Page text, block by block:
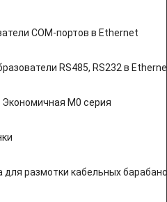
COM-портов в Ethernet
RS485, RS232 в
Экономичная M0 серия
для размотки кабельных